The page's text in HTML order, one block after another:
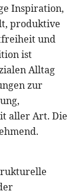
Inspiration,
produktive
und
ist
Alltag
zur
aller Art. Die